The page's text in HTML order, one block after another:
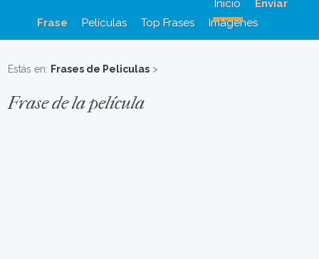
Inicio
Enviar
Frase
Películas Top Frases Imágenes
Estás en: Frases de Peliculas >
Frase de la película